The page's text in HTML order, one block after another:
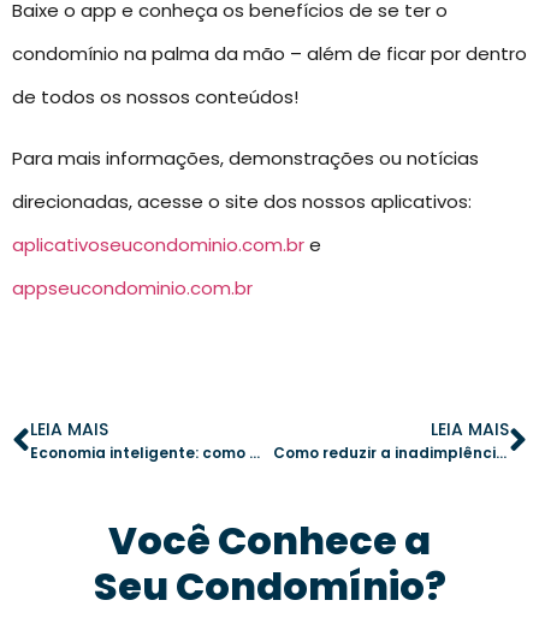
Baixe o app e conheça os benefícios de se ter o
condomínio na palma da mão – além de ficar por dentro
de todos os nossos conteúdos!
Para mais informações, demonstrações ou notícias
direcionadas, acesse o site dos nossos aplicativos:
aplicativoseucondominio.com.bre
appseucondominio.com.br
LEIA MAIS
Economia inteligente: como cortar gastos sem comprometer os serviços do condomínio
LEIA MAIS
Como reduzir a inadimplência no condomínio com tecnologia
Você Conhece a
Seu Condomínio?